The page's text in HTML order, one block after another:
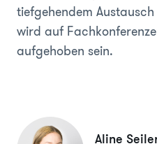
tiefgehendem
wird auf
aufgehoben sein.
Aline